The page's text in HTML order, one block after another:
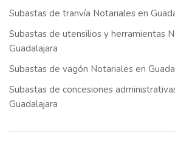
Subastas de tranvía Notariales en
Subastas de utensilios y herramientas
Guadalajara
Subastas de vagón Notariales en
Subastas de concesiones
Guadalajara